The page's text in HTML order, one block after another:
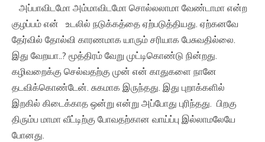
அப்பாவிடமோ அம்மாவிடமோ சொல்லலாமா வேண்டாமா என்ற
குழப்பம் என் உடலில் நடுக்கத்தை ஏற்படுத்தியது. ஏற்கனவே
தேர்வில் தோல்வி காரணமாக யாரும் சரியாக பேசுவதில்லை.
இது வேறயா..? மூத்திரம் வேறு முட்டிகொண்டு நின்றது.
கழிவறைக்கு செல்வதற்கு முன் என் காதுகளை நானே
தடவிக்கொண்டேன். சுகமாக இருந்தது. இது புறாக்களில்
இறகில் கிடைக்காத ஒன்று என்று அப்போது புரிந்தது. பிறகு
திரும்ப மாமா வீட்டிற்கு போவதற்கான வாய்ப்பு இல்லாமலேயே
போனது.